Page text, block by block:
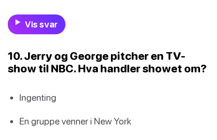
Vis svar
10. Jerry og George pitcher en TV-
show til NBC. Hva handler showet om?
Ingenting
En gruppe venner i New York